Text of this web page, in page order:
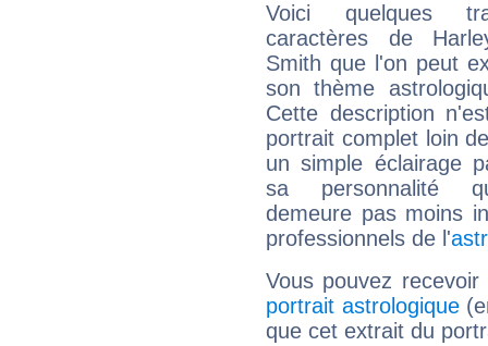
Voici quelques
caractères de
Smith que l'on peut
son thème
Cette description
portrait complet loin
un simple éclairage
sa personnalité
demeure pas moins
professionnels de l'
Vous pouvez
portrait astrologique
que cet extrait du